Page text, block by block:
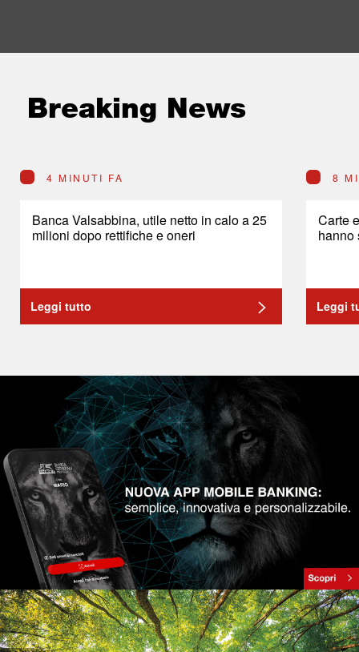
Breaking News
4 MINUTI FA
Banca Valsabbina, utile netto in calo a 25
milioni dopo rettifiche e oneri
Leggi tutto
8
Carte
hanno
Leggi